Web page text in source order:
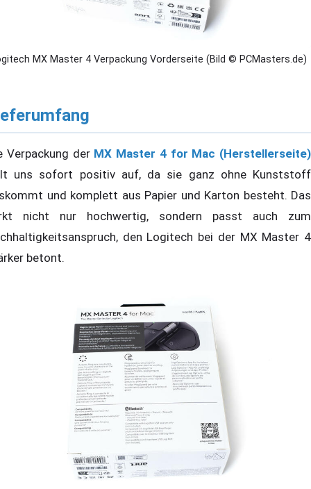
MX Master 4 Verpackung Vorderseite (Bild © PCMasters.de)
Verpackung der MX Master 4 for Mac (Herstellerseite)
uns sofort positiv auf, da sie ganz ohne Kunststoff
und komplett aus Papier und Karton besteht. Das
nicht nur hochwertig, sondern passt auch zum
den Logitech bei der MX Master 4
betont.